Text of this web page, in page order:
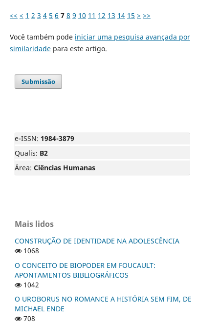
<< < 1 2 3 4 5 6 7 8 9 10 11 12 13 14 15 > >>
Você também pode iniciar uma pesquisa avançada por
similaridadepara este artigo.
Submissão
e-ISSN: 1984-3879
Qualis: B2
Área: Ciências Humanas
Mais lidos
CONSTRUÇÃO DE IDENTIDADE NA ADOLESCÊNCIA
1068
O CONCEITO DE BIOPODER EM FOUCAULT:
APONTAMENTOS BIBLIOGRÁFICOS
1042
O UROBORUS NO ROMANCE A HISTÓRIA SEM FIM, DE
MICHAEL ENDE
708